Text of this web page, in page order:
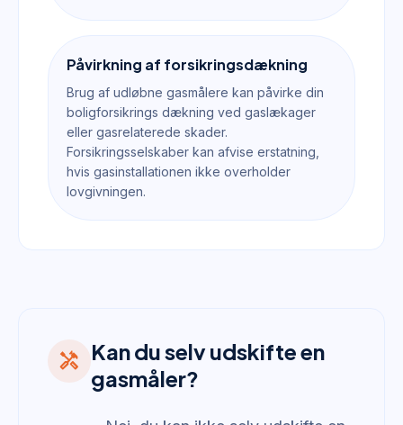
Påvirkning af forsikringsdækning
Brug af udløbne gasmålere kan påvirke din
boligforsikrings dækning ved gaslækager
eller gasrelaterede skader.
Forsikringsselskaber kan afvise erstatning,
hvis gasinstallationen ikke overholder
lovgivningen.
handyman Kan du selv udskifte en
gasmåler?